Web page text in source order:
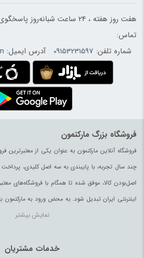
هفت روز هفته ، 24 ساعت
تماس:
شماره تلفن: 09153231597 آدرس ایمیل:
فروشگاه بزرگ مارکتمون
فروشگاه آنلاین مارکتمون به عنوان یکی از معتبرترین
چند سال تجربه، با پایبندی به سه اصل کلیدی،
اصل‌بودن کالا، موفق شده تا همگام با فروشگاه‌های
اینترنتی ایران تبدیل شود. به محض ورود به مارکتمون
می‌شوید. هر آنچه که نیاز دارید و به ذهن شما خطور
نمایش بیشتر
خدمات مشتریان